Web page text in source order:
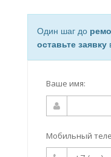
Один шаг до
оставьте заявку
Ваше имя:
Мобильный